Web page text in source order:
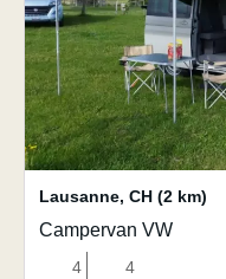
Lausanne, CH (2 km)
Campervan VW
4 4